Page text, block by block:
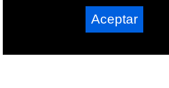
Aceptar